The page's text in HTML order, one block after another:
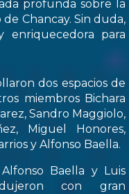
profunda sobre la
Chancay. Sin duda,
enriquecedora para
dos espacios de
miembros Bichara
Sandro Maggiolo,
Miguel Honores,
y Alfonso Baella.
Baella y Luis
con gran